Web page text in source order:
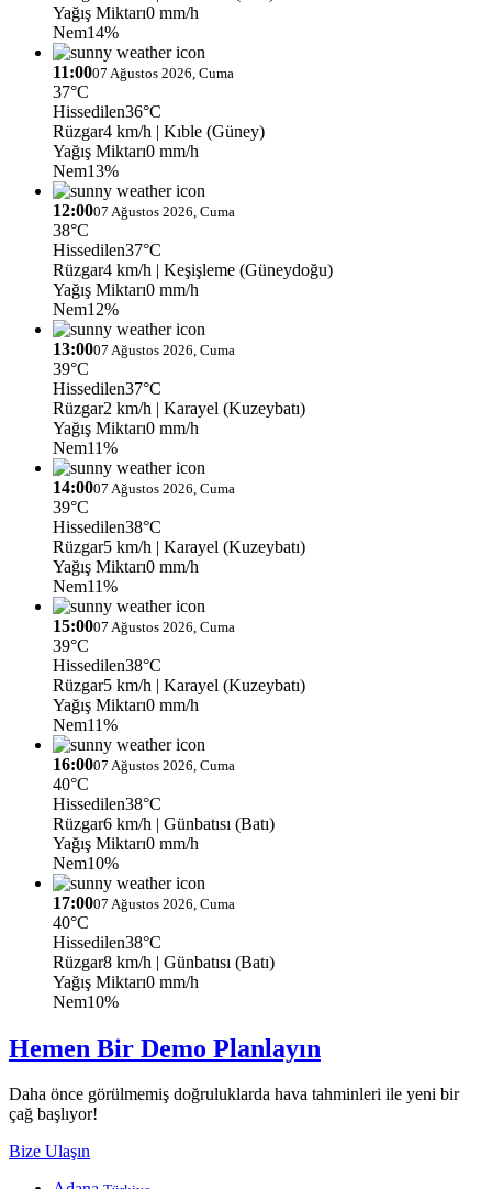
Yağış Miktarı0 mm/h
Nem14%
11:0007 Ağustos 2026, Cuma
37°C
Hissedilen36°C
Rüzgar4 km/h | Kıble (Güney)
Yağış Miktarı0 mm/h
Nem13%
12:0007 Ağustos 2026, Cuma
38°C
Hissedilen37°C
Rüzgar4 km/h | Keşişleme (Güneydoğu)
Yağış Miktarı0 mm/h
Nem12%
13:0007 Ağustos 2026, Cuma
39°C
Hissedilen37°C
Rüzgar2 km/h | Karayel (Kuzeybatı)
Yağış Miktarı0 mm/h
Nem11%
14:0007 Ağustos 2026, Cuma
39°C
Hissedilen38°C
Rüzgar5 km/h | Karayel (Kuzeybatı)
Yağış Miktarı0 mm/h
Nem11%
15:0007 Ağustos 2026, Cuma
39°C
Hissedilen38°C
Rüzgar5 km/h | Karayel (Kuzeybatı)
Yağış Miktarı0 mm/h
Nem11%
16:0007 Ağustos 2026, Cuma
40°C
Hissedilen38°C
Rüzgar6 km/h | Günbatısı (Batı)
Yağış Miktarı0 mm/h
Nem10%
17:0007 Ağustos 2026, Cuma
40°C
Hissedilen38°C
Rüzgar8 km/h | Günbatısı (Batı)
Yağış Miktarı0 mm/h
Nem10%
Hemen Bir Demo Planlayın
Daha önce görülmemiş doğruluklarda hava tahminleri ile yeni bir
çağ başlıyor!
Bize Ulaşın